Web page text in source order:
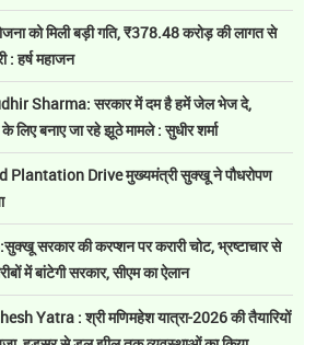
को मिली बड़ी गति, ₹378.48 करोड़ की लागत से
: हर्ष महाजन
Sharma: सरकार में दम है हमें जेल भेज दे,
बनाए जा रहे झूठे मामले : सुधीर शर्मा
Plantation Drive मुख्यमंत्री सुक्खू ने पौधरोपण
सरकार की करप्शन पर करारी चोट, भ्रष्टाचार से
में बांटेगी सरकार, सीएम का ऐलान
Yatra : श्री मणिमहेश यात्रा-2026 की तैयारियों